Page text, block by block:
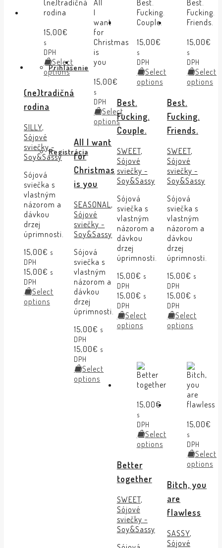
Prihlásenie
Registrácia
15,00€
s
DPH
Select
options
(ne)tradičná
rodina
SILLY,
Sójové
sviečky -
Soy&Sassy
Sójová
sviečka s
vlastným
názorom a
dávkou
drzej
úprimnosti.
15,00€ s
DPH
15,00€ s
DPH
Select
options
15,00€
s
DPH
Select
options
All I want
for
Christmas
is you
SEASONAL,
Sójové
sviečky -
Soy&Sassy
Sójová
sviečka s
vlastným
názorom a
dávkou
drzej
úprimnosti.
15,00€ s
DPH
15,00€ s
DPH
Select
options
15,00€
s
DPH
Select
options
Best.
Fucking.
Couple.
SWEET,
Sójové
sviečky -
Soy&Sassy
Sójová
sviečka s
vlastným
názorom a
dávkou
drzej
úprimnosti.
15,00€ s
DPH
15,00€ s
DPH
Select
options
15,00€
s
DPH
Select
options
Best.
Fucking.
Friends.
SWEET,
Sójové
sviečky -
Soy&Sassy
Sójová
sviečka s
vlastným
názorom a
dávkou
drzej
úprimnosti.
15,00€ s
DPH
15,00€ s
DPH
Select
options
15,00€
s
DPH
Select
options
Better
together
SWEET,
Sójové
sviečky -
Soy&Sassy
15,00€
s
DPH
Select
options
Bitch, you
are
flawless
SASSY,
Sójové